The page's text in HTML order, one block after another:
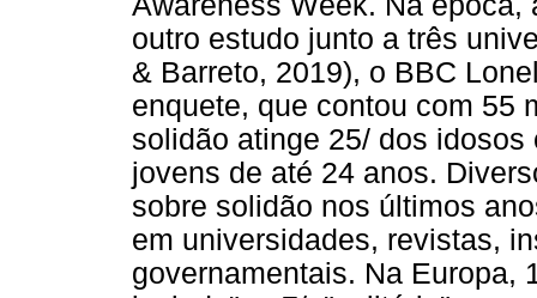
outro estudo junto a três
& Barreto, 2019), o BBC
enquete, que contou com 55
solidão atinge 25/ dos
jovens de até 24 anos.
sobre solidão nos últimos
em universidades, revistas,
governamentais. Na Europa,